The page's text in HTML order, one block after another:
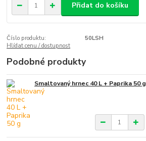
Přidat do košíku
Číslo produktu:
50LSH
Hlídat cenu / dostupnost
Podobné produkty
Smaltovaný hrnec 40 L + Paprika 50 g